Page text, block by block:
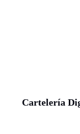
Cartelería